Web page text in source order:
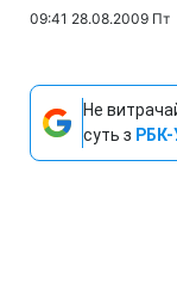
09:41 28.08.2009 Пт
Не
суть з РБК-